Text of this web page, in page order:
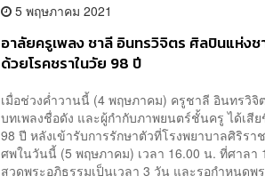
5 พฤษภาคม 2021
อาลัยครูเพลง ชาลี อินทรวิจิตร ศิลปินแห่ง
ด้วยโรคชราในวัย 98 ปี
เมื่อช่วงค่ำวานนี้ (4 พฤษภาคม) ครูชาลี อินทรวิ
บทเพลงชื่อดัง และผู้กำกับภาพยนตร์ชั้นครู ได้เสี
98 ปี หลังเข้ารับการรักษาตัวที่โรงพยาบาลศิริร
ศพในวันนี้ (5 พฤษภาคม) เวลา 16.00 น. ที่ศาลา
สวดพระอภิธรรมเป็นเวลา 3 วัน และรอกำหนดพ